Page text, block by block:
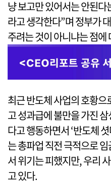
냥 보고만 있어서는 안된
라고 생각한다”며 정부가
주려는 것이 아니냐는 점
최근 반도체 사업의 호황
고 성과급에 불만을 가진
다고 행동하면서 ‘반도체
는 총파업 직전 극적으로
서 위기는 피했지만, 우리
고 있다.